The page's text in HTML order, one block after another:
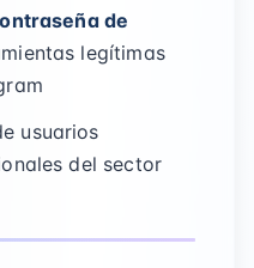
de
legítimas
usuarios
del sector